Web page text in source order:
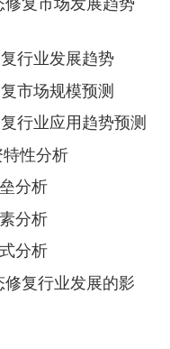
行业发展趋势
市场规模预测
行业应用趋势预测
性分析
分析
分析
分析
复行业发展的影